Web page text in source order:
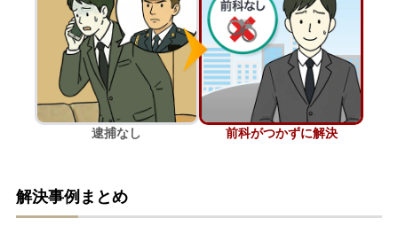
接見・面会を弁護士に依頼
刑事事件を示談で解決したい
弁護士紹介
逮捕なし 前科がつかずに解決
解決事例まとめ